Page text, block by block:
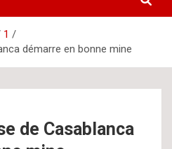
1
démarre en bonne mine
de Casablanca